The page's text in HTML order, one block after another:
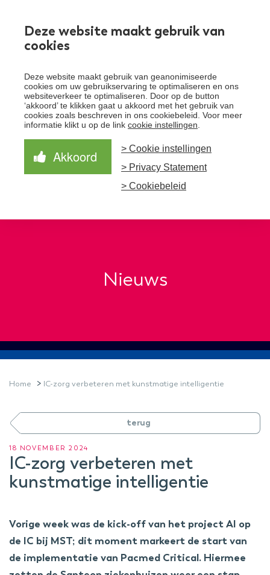
Deze website maakt gebruik van
cookies
Deze website maakt gebruik van geanonimiseerde
cookies om uw gebruikservaring te optimaliseren en ons
websiteverkeer te optimaliseren. Door op de button
‘akkoord’ te klikken gaat u akkoord met het gebruik van
cookies zoals beschreven in ons cookiebeleid. Voor meer
informatie klikt u op de link cookie instellingen
Akkoord
> Cookie instellingen
> Privacy Statement
> Cookiebeleid
Over Santeon
Waardegedreven zorg
aanpak
Samen Beter
Nieuws
Schrijf je in voor de nieuwsbrief
Schrijf je in voor onze nieuwsbrief en ontvang het
laatste nieuws!
Aanmelden nieuwsbrief
Nieuws
Home > IC-zorg verbeteren met kunstmatige intelligentie
terug
18 NOVEMBER 2024
IC-zorg verbeteren met
kunstmatige intelligentie
Vorige week was de kick-off van het project AI op
de IC bij MST; dit moment markeert de start van
de implementatie van Pacmed Critical. Hiermee